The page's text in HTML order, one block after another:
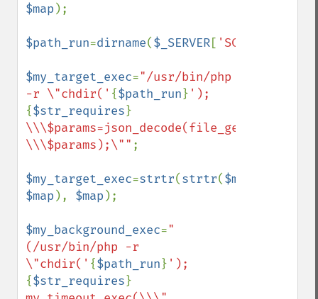
$map );
$path_run=dirname($_SERVER[
$my_target_exec="/usr/bin/php
-r \"chdir(' {$path_run} ');
{$str_requires}
\\\$params);\"" ;
$my_target_exec=strtr(strtr(
$map ), $map );
$my_background_exec="
(/usr/bin/php -r
\"chdir(' {$path_run} ');
{$str_requires}